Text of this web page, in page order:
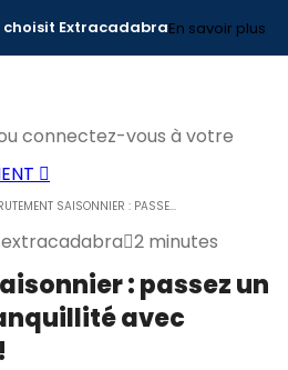
choisit ExtracadabraEn savoir plus
connectez-vous à votre
SAISONNIER : PASSE...
extracadabra 2 minutes
: passez un
avec